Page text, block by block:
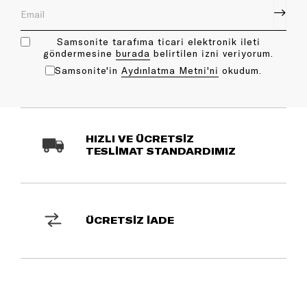
Samsonite tarafıma ticari elektronik ileti
göndermesine bu rada belirtilen izni veriyorum.
Samsonite'in Aydınlatma Metni'ni okudum.
HIZLI VE ÜCRETSİZ
TESLİMAT STANDARDIMIZ
ÜCRETSİZ İADE